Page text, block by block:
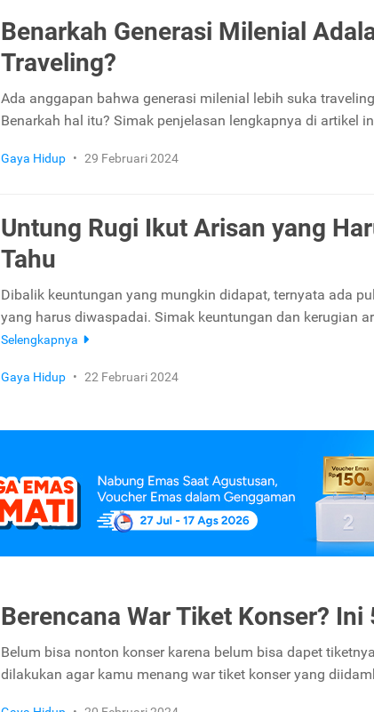
Benarkah Generasi Milenial
Traveling?
Ada anggapan bahwa generasi milenial lebih suka
Benarkah hal itu? Simak penjelasan lengkapnya di artikel
Gaya Hidup • 29 Februari 2024
Untung Rugi Ikut Arisan yang
Tahu
Dibalik keuntungan yang mungkin didapat, ternyata ada
yang harus diwaspadai. Simak keuntungan dan kerugian
Selengkapnya
Gaya Hidup • 22 Februari 2024
Berencana War Tiket Konser? Ini
Belum bisa nonton konser karena belum bisa dapet
dilakukan agar kamu menang war tiket konser yang